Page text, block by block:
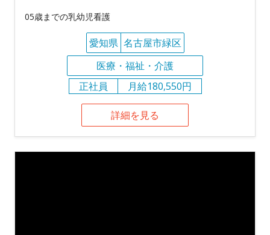
05歳までの乳幼児看護
愛知県 名古屋市緑区
医療・福祉・介護
正社員
月給180,550円
詳細を見る